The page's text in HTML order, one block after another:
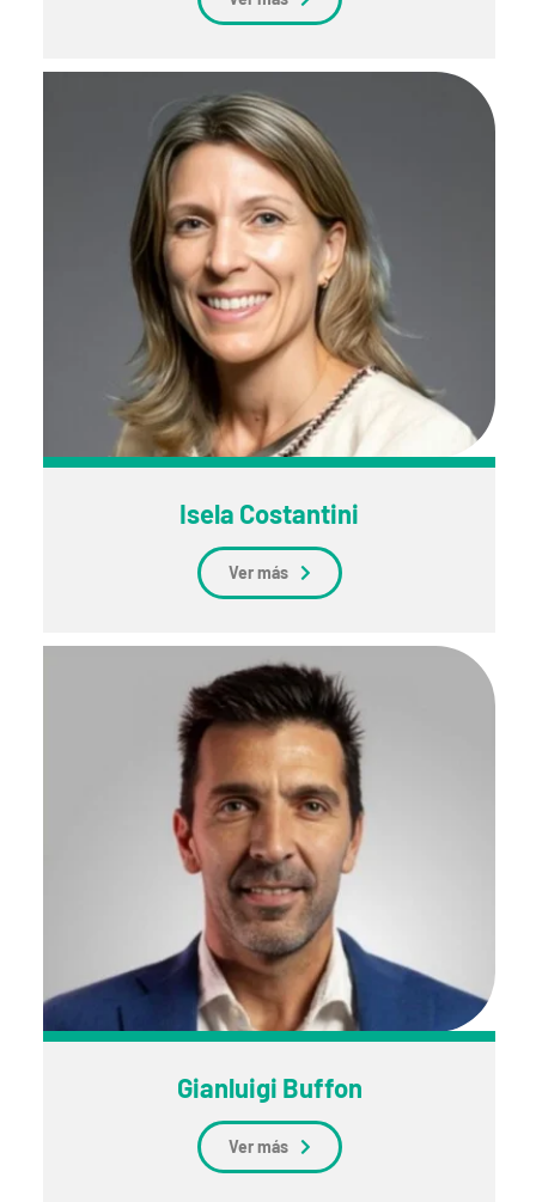
Isela Costantini
Ver más
Gianluigi Buffon
Ver más